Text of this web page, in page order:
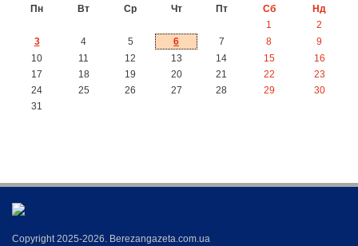
Пн
Вт Ср Чт Пт Сб
Нд
1
2
3
4 5 6 7 8
9
10
11 12 13 14 15
16
17
18 19 20 21 22
23
24
25 26 27 28 29
30
31
Copyright 2025-2026. Berezangazeta.com.ua